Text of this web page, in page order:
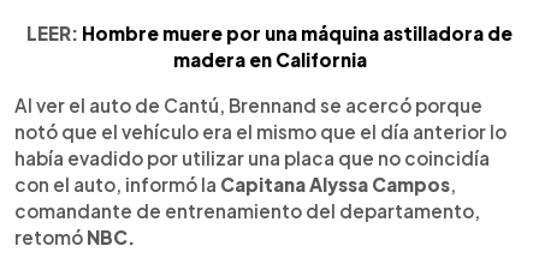
LEER: Hombre muere por una máquina astilladora de
madera en California
Al ver el auto de Cantú, Brennand se acercó porque
notó que el vehículo era el mismo que el día anterior lo
había evadido por utilizar una placa que no coincidía
con el auto, informó la Capitana Alyssa Campos
comandante de entrenamiento del departamento,
retomó NBC.